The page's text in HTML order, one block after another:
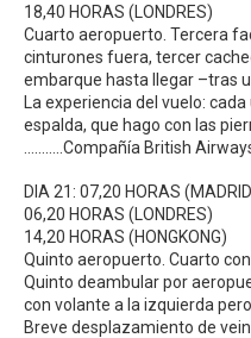
18,40 HORAS (LONDRES)
Cuarto aeropuerto. Tercera
cinturones fuera, tercer
embarque hasta llegar –tras
La experiencia del vuelo:
espalda, que hago con las
………..Compañía British
DIA 21: 07,20 HORAS
06,20 HORAS (LONDRES)
14,20 HORAS (HONGKONG)
Quinto aeropuerto. Cuarto
Quinto deambular por
con volante a la izquierda
Breve desplazamiento de